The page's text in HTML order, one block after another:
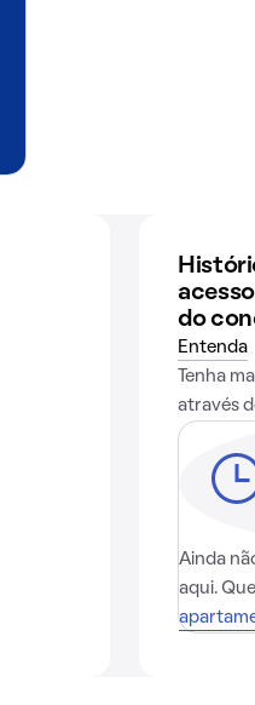
do
Entenda
Tenha
através
Ainda
aqui.